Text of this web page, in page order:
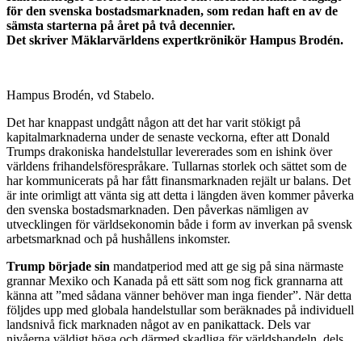
för den svenska bostadsmarknaden, som redan haft en av de
sämsta starterna på året på två decennier.
Det skriver Mäklarvärldens expertkrönikör Hampus Brodén.
Hampus Brodén, vd Stabelo.
Det har knappast undgått någon att det har varit stökigt på
kapitalmarknaderna under de senaste veckorna, efter att Donald
Trumps drakoniska handelstullar levererades som en ishink över
världens frihandelsförespråkare. Tullarnas storlek och sättet som de
har kommunicerats på har fått finansmarknaden rejält ur balans. Det
är inte orimligt att vänta sig att detta i längden även kommer påverka
den svenska bostadsmarknaden. Den påverkas nämligen av
utvecklingen för världsekonomin både i form av inverkan på svensk
arbetsmarknad och på hushållens inkomster.
Trump började sin mandatperiod med att ge sig på sina närmaste
grannar Mexiko och Kanada på ett sätt som nog fick grannarna att
känna att ”med sådana vänner behöver man inga fiender”. När detta
följdes upp med globala handelstullar som beräknades på individuell
landsnivå fick marknaden något av en panikattack. Dels var